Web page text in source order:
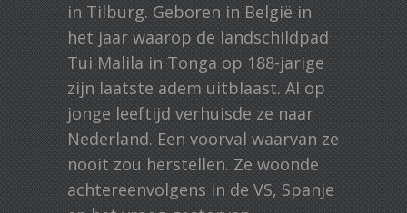
in Tilburg. Geboren in België in
het jaar waarop de landschildpad
Tui Malila in Tonga op 188-jarige
zijn laatste adem uitblaast. Al op
jonge leeftijd verhuisde ze naar
Nederland. Een voorval waarvan ze
nooit zou herstellen. Ze woonde
achtereenvolgens in de VS, Spanje